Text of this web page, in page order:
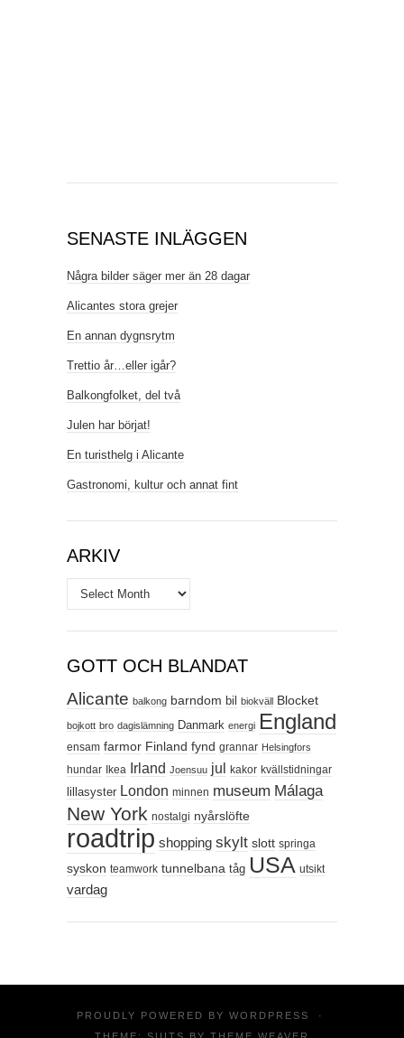
SENASTE INLÄGGEN
Några bilder säger mer än 28 dagar
Alicantes stora grejer
En annan dygnsrytm
Trettio år…eller igår?
Balkongfolket, del två
Julen har börjat!
En turisthelg i Alicante
Gastronomi, kultur och annat fint
ARKIV
Arkiv
GOTT OCH BLANDAT
Alicante balkong barndom bil biokväll Blocket
bojkott bro dagislämning Danmark energi England
ensam farmor Finland fynd grannar Helsingfors
hundar Ikea Irland Joensuu jul kakor kvällstidningar
lillasyster London minnen museum Málaga
New York nostalgi nyårslöfte
roadtrip shopping skylt slott springa
syskon teamwork tunnelbana tåg USA utsikt
vardag
PROUDLY POWERED BY WORDPRESS
·